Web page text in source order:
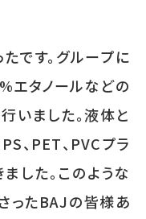
です。グループに
エタノールなどの
いました。液体と
PS、 PET、 PVCプラ
した。このような
ったBAJの皆様あ